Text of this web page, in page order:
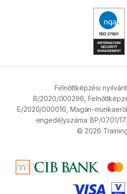
Felnőttképzési
B/2020/000296,
E/2020/000016, Magán-
engedélyszáma:BP/0701/
© 2026